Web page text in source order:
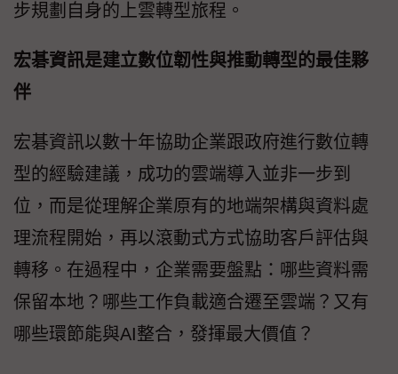
步規劃自身的上雲轉型旅程。
宏碁資訊是建立數位韌性與推動轉型的最佳夥
伴
宏碁資訊以數十年協助企業跟政府進行數位轉
型的經驗建議，成功的雲端導入並非一步到
位，而是從理解企業原有的地端架構與資料處
理流程開始，再以滾動式方式協助客戶評估與
轉移。在過程中，企業需要盤點：哪些資料需
保留本地？哪些工作負載適合遷至雲端？又有
哪些環節能與AI整合，發揮最大價值？